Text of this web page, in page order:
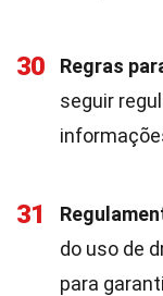
30 Regras
seguir
31
do uso de
para